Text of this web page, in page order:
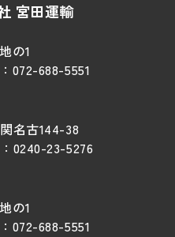
宮田運輸
の1
072-688-5551
名古144-38
0240-23-5276
の1
072-688-5551